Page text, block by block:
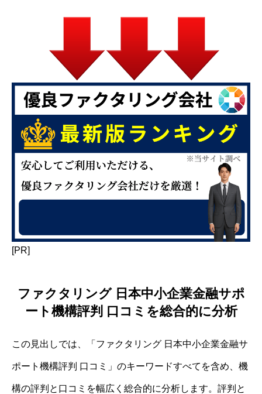
[PR]
ファクタリング 日本中小企業金融サポ
ート機構評判 口コミを総合的に分析
この見出しでは、「ファクタリング 日本中小企業金融サ
ポート機構評判 口コミ」のキーワードすべてを含め、機
構の評判と口コミを幅広く総合的に分析します。評判と